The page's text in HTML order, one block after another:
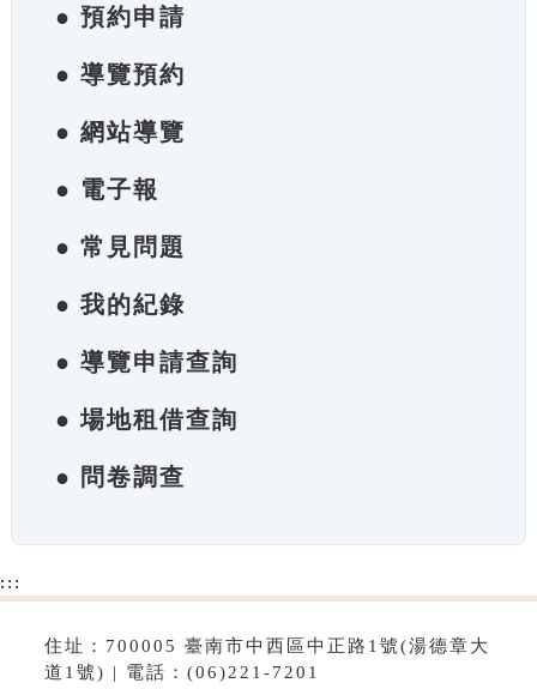
● 預約申請
● 導覽預約
● 網站導覽
● 電子報
● 常見問題
● 我的紀錄
● 導覽申請查詢
● 場地租借查詢
● 問卷調查
:::
住址：700005 臺南市中西區中正路1號(湯德章大
道1號) | 電話：(06)221-7201